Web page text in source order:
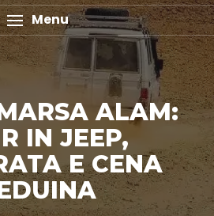
Menu
ALAM:
IN JEEP,
E CENA